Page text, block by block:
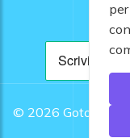
© 2026 Gotomare